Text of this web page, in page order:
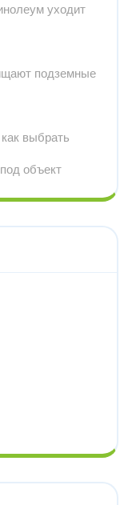
уходит
подземные
выбрать
объект